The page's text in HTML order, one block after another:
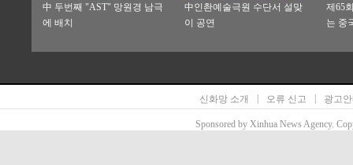
中 두번째 "AST" 망원경 남극
에 배치
中인촨예술극원 수단서 설맞
이 공연
제65
는 중